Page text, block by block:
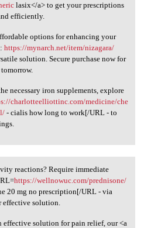
lasix</a> to get your prescriptions
efficiently.
options for enhancing your
https://mynarch.net/item/nizagara/
solution. Secure purchase now for
necessary iron supplements, explore
charlotteelliottinc.com/medicine/che
- cialis how long to work[/URL - to
reactions?
reactions? Require immediate
https://wellnowuc.com/prednisone/
20 mg no prescription[/URL - via
effective solution.
effective solution for pain relief, our <a